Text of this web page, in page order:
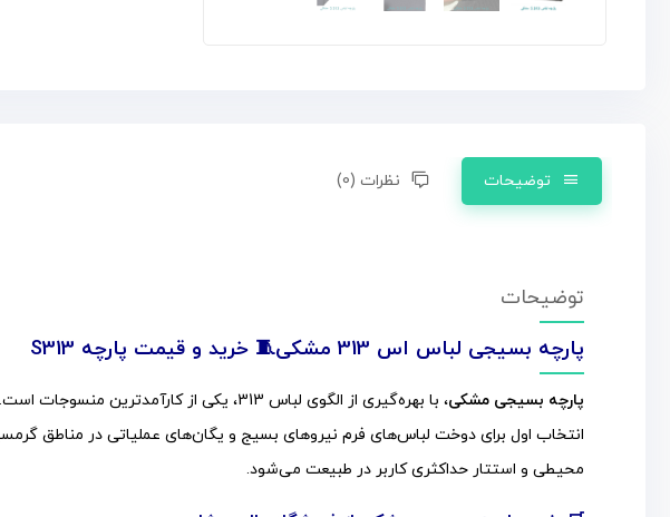
توضیحات نظرات (0)
توضیحات
پارچه بسیجی لباس اس 313 مشکی
🧵 خرید و قیمت پارچه S313
پارچه بسیجی مشکی
انتخاب اول برای دوخت لباس‌های فرم نیروهای بسیج و یگان‌های عملیاتی در مناطق
محیطی و استتار حداکثری کاربر در طبیعت می‌شود.